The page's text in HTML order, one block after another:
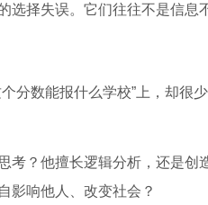
选择失误。它们往往不是信息
分数能报什么学校”上，却
考？他擅长逻辑分析，还是
影响他人、改变社会？